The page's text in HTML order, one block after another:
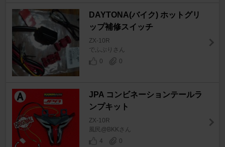
DAYTONA(バイク) ホットグリ
ップ補修スイッチ
ZX-10R
でふぶりさん
0
0
JPA コンビネーションテールラ
ンプキット
ZX-10R
風民@BKKさん
4
0